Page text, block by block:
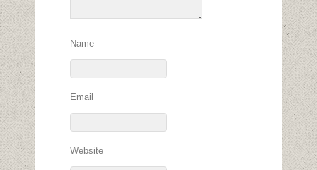
Name
Email
Website